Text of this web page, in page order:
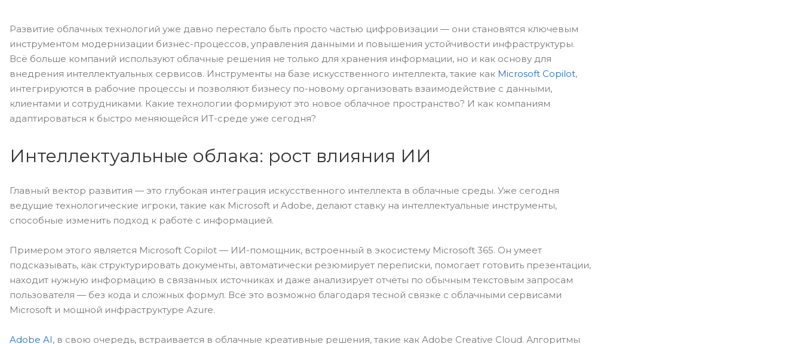
Развитие облачных технологий уже давно перестало быть просто частью цифровизации — они становятся ключевым
инструментом модернизации бизнес-процессов, управления данными и повышения устойчивости инфраструктуры.
Всё больше компаний используют облачные решения не только для хранения информации, но и как основу для
внедрения интеллектуальных сервисов. Инструменты на базе искусственного интеллекта, такие как Microsoft Copilot,
интегрируются в рабочие процессы и позволяют бизнесу по-новому организовать взаимодействие с данными,
клиентами и сотрудниками. Какие технологии формируют это новое облачное пространство? И как компаниям
адаптироваться к быстро меняющейся ИТ-среде уже сегодня?
Интеллектуальные облака: рост влияния ИИ
Главный вектор развития — это глубокая интеграция искусственного интеллекта в облачные среды. Уже сегодня
ведущие технологические игроки, такие как Microsoft и Adobe, делают ставку на интеллектуальные инструменты,
способные изменить подход к работе с информацией.
Примером этого является Microsoft Copilot — ИИ-помощник, встроенный в экосистему Microsoft 365. Он умеет
подсказывать, как структурировать документы, автоматически резюмирует переписки, помогает готовить презентации,
находит нужную информацию в связанных источниках и даже анализирует отчёты по обычным текстовым запросам
пользователя — без кода и сложных формул. Всё это возможно благодаря тесной связке с облачными сервисами
Microsoft и мощной инфраструктуре Azure.
Adobe AI, в свою очередь, встраивается в облачные креативные решения, такие как Adobe Creative Cloud. Алгоритмы